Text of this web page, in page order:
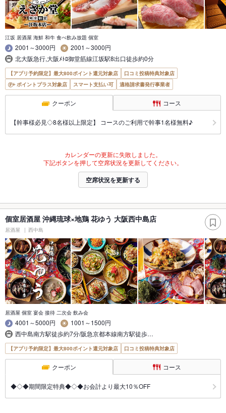
江坂 居酒屋 海鮮 和牛 食べ飲み放題 個室
2001～3000円
2001～3000円
北大阪急行,大阪ﾒﾄﾛ御堂筋線江坂駅8出口徒歩約0分
【アプリ予約限定】最大800ポイント還元対象店
口コミ投稿特典対象店
ポイントプラス対象店
スマート支払い可 適格請求書発行事業者
クーポン コース
【幹事様必見◇8名様以上限定】 コースのご利用で幹事1名様無料♪
カレンダーの更新に失敗しました。
下記ボタンを押して空席状況を更新してください。
空席状況を更新する
個室居酒屋 沖縄琉球×地鶏 花ゆう 大阪西中島店
居酒屋 西中島
居酒屋 個室 宴会 接待 二次会 飲み会
4001～5000円
1001～1500円
西中島南方駅徒歩約7分/阪急京都本線南方駅徒歩…
【アプリ予約限定】最大800ポイント還元対象店 口コミ投稿特典対象店
クーポン コース
◆◇◆期間限定特典◆◇◆お会計より最大10％OFF